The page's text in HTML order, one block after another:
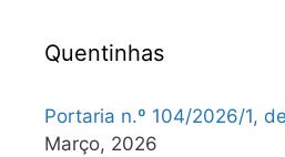
Quentinhas
Portaria n.º 104/2026/1,
Março, 2026